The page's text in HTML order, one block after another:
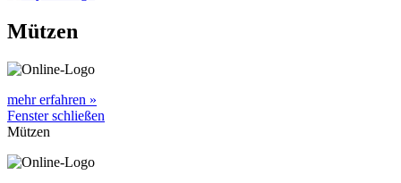
Mützen
mehr erfahren »
Fenster schließen
Mützen